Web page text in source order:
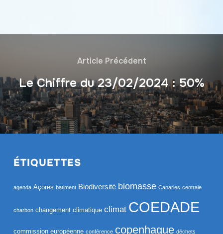
Article Précédent
Le Chiffre du 23/02/2024 : 50%
ÉTIQUETTES
agenda Açores batiment Biodiversité biomasse Canaries centrale
charbon changement climatique climat COEDADE
commission européenne conférence copenhague déchets